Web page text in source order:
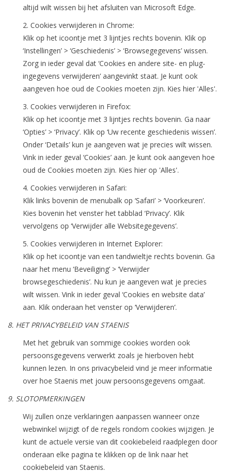
altijd wilt wissen bij het afsluiten van Microsoft Edge.
2. Cookies verwijderen in Chrome:
Klik op het icoontje met 3 lijntjes rechts bovenin. Klik op
‘Instellingen’ > ‘Geschiedenis’ > ‘Browsegegevens’ wissen.
Zorg in ieder geval dat ‘Cookies en andere site- en plug-
ingegevens verwijderen’ aangevinkt staat. Je kunt ook
aangeven hoe oud de Cookies moeten zijn. Kies hier 'Alles'.
3. Cookies verwijderen in Firefox:
Klik op het icoontje met 3 lijntjes rechts bovenin. Ga naar
‘Opties’ > ‘Privacy’. Klik op ‘Uw recente geschiedenis wissen’.
Onder ‘Details’ kun je aangeven wat je precies wilt wissen.
Vink in ieder geval ‘Cookies’ aan. Je kunt ook aangeven hoe
oud de Cookies moeten zijn. Kies hier op 'Alles'.
4. Cookies verwijderen in Safari:
Klik links bovenin de menubalk op ‘Safari’ > ‘Voorkeuren’.
Kies bovenin het venster het tabblad ‘Privacy’. Klik
vervolgens op ‘Verwijder alle Websitegegevens’.
5. Cookies verwijderen in Internet Explorer:
Klik op het icoontje van een tandwieltje rechts bovenin. Ga
naar het menu ‘Beveiliging’ > ‘Verwijder
browsegeschiedenis’. Nu kun je aangeven wat je precies
wilt wissen. Vink in ieder geval ‘Cookies en website data’
aan. Klik onderaan het venster op ‘Verwijderen’.
8. HET PRIVACYBELEID VAN STAENIS
Met het gebruik van sommige cookies worden ook
persoonsgegevens verwerkt zoals je hierboven hebt
kunnen lezen. In ons privacybeleid vind je meer informatie
over hoe Staenis met jouw persoonsgegevens omgaat.
9. SLOTOPMERKINGEN
Wij zullen onze verklaringen aanpassen wanneer onze
webwinkel wijzigt of de regels rondom cookies wijzigen. Je
kunt de actuele versie van dit cookiebeleid raadplegen door
onderaan elke pagina te klikken op de link naar het
cookiebeleid van Staenis.